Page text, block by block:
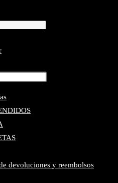
devoluciones y reembolsos